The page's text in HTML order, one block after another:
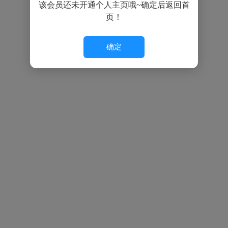
该会员还未开通个人主页哦~确定后返回首
页！
确定